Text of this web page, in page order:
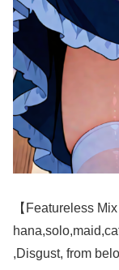
【Featureless
,Disgust, from